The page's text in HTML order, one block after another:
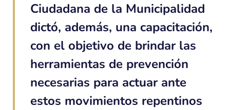
Ciudadana de la Municipalidad
dictó, además, una capacitación,
con el objetivo de brindar las
herramientas de prevención
necesarias para actuar ante
estos movimientos repentinos